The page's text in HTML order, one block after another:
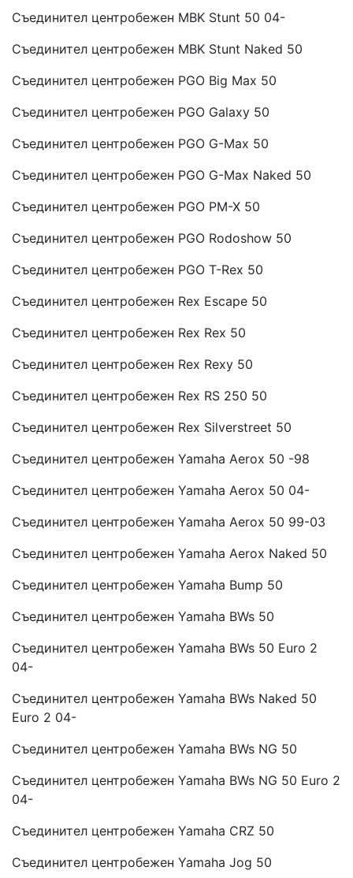
Съединител центробежен MBK Stunt 50 04-
Съединител центробежен MBK Stunt Naked 50
Съединител центробежен PGO Big Max 50
Съединител центробежен PGO Galaxy 50
Съединител центробежен PGO G-Max 50
Съединител центробежен PGO G-Max Naked 50
Съединител центробежен PGO PM-X 50
Съединител центробежен PGO Rodoshow 50
Съединител центробежен PGO T-Rex 50
Съединител центробежен Rex Escape 50
Съединител центробежен Rex Rex 50
Съединител центробежен Rex Rexy 50
Съединител центробежен Rex RS 250 50
Съединител центробежен Rex Silverstreet 50
Съединител центробежен Yamaha Aerox 50 -98
Съединител центробежен Yamaha Aerox 50 04-
Съединител центробежен Yamaha Aerox 50 99-03
Съединител центробежен Yamaha Aerox Naked 50
Съединител центробежен Yamaha Bump 50
Съединител центробежен Yamaha BWs 50
Съединител центробежен Yamaha BWs 50 Euro 2
04-
Съединител центробежен Yamaha BWs Naked 50
Euro 2 04-
Съединител центробежен Yamaha BWs NG 50
Съединител центробежен Yamaha BWs NG 50 Euro 2
04-
Съединител центробежен Yamaha CRZ 50
Съединител центробежен Yamaha Jog 50